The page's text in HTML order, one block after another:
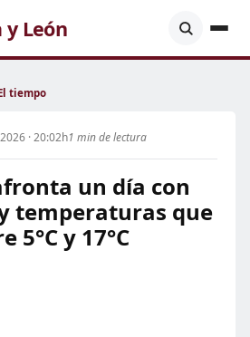
y León
tiempo
· 20:02h1 min de lectura
un día con
temperaturas que
5°C y 17°C